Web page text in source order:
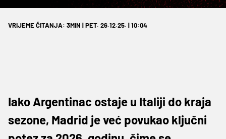
VRIJEME ČITANJA: 3MIN | PET. 26.12.25. | 10:04
Iako Argentinac ostaje u Italiji do kraja
sezone, Madrid je već povukao ključni